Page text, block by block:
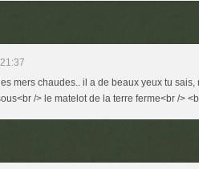
mers chaudes.. il a de beaux yeux tu
/> le matelot de la terre ferme<br />